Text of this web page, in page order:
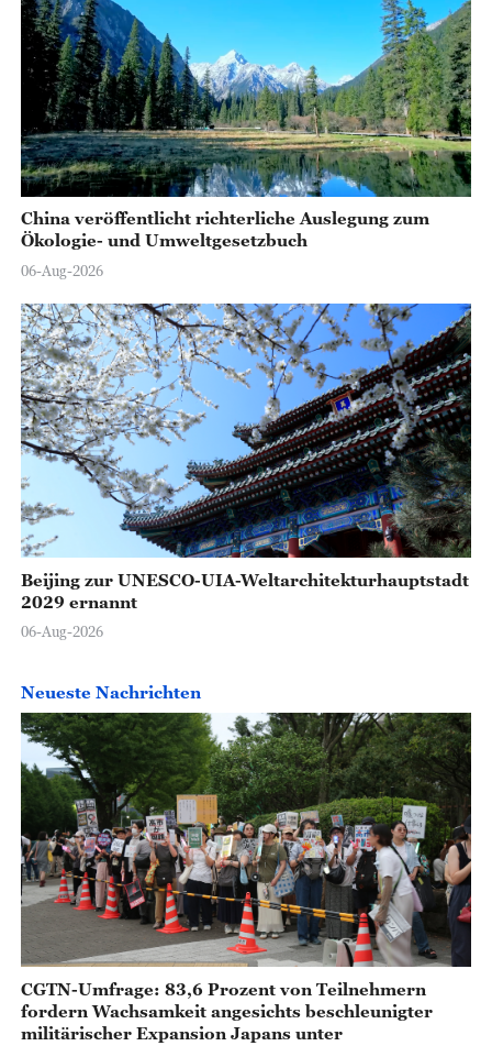
China veröffentlicht richterliche Auslegung zum
Ökologie- und Umweltgesetzbuch
06-Aug-2026
Beijing zur UNESCO-UIA-Weltarchitekturhauptstadt
2029 ernannt
06-Aug-2026
Neueste Nachrichten
CGTN-Umfrage: 83,6 Prozent von Teilnehmern
fordern Wachsamkeit angesichts beschleunigter
militärischer Expansion Japans unter